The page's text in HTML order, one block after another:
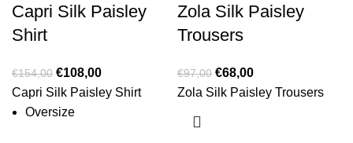
Capri Silk Paisley
Shirt
€154,00 €108,00
Capri Silk Paisley Shirt
Oversize
Zola Silk Paisley
Trousers
€97,00 €68,00
Zola Silk Paisley Trousers